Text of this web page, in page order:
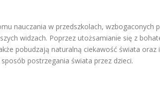
nauczania w przedszkolach, wzbogaconych
widzach. Poprzez utożsamianie się z
pobudzają naturalną ciekawość świata oraz
postrzegania świata przez dzieci.